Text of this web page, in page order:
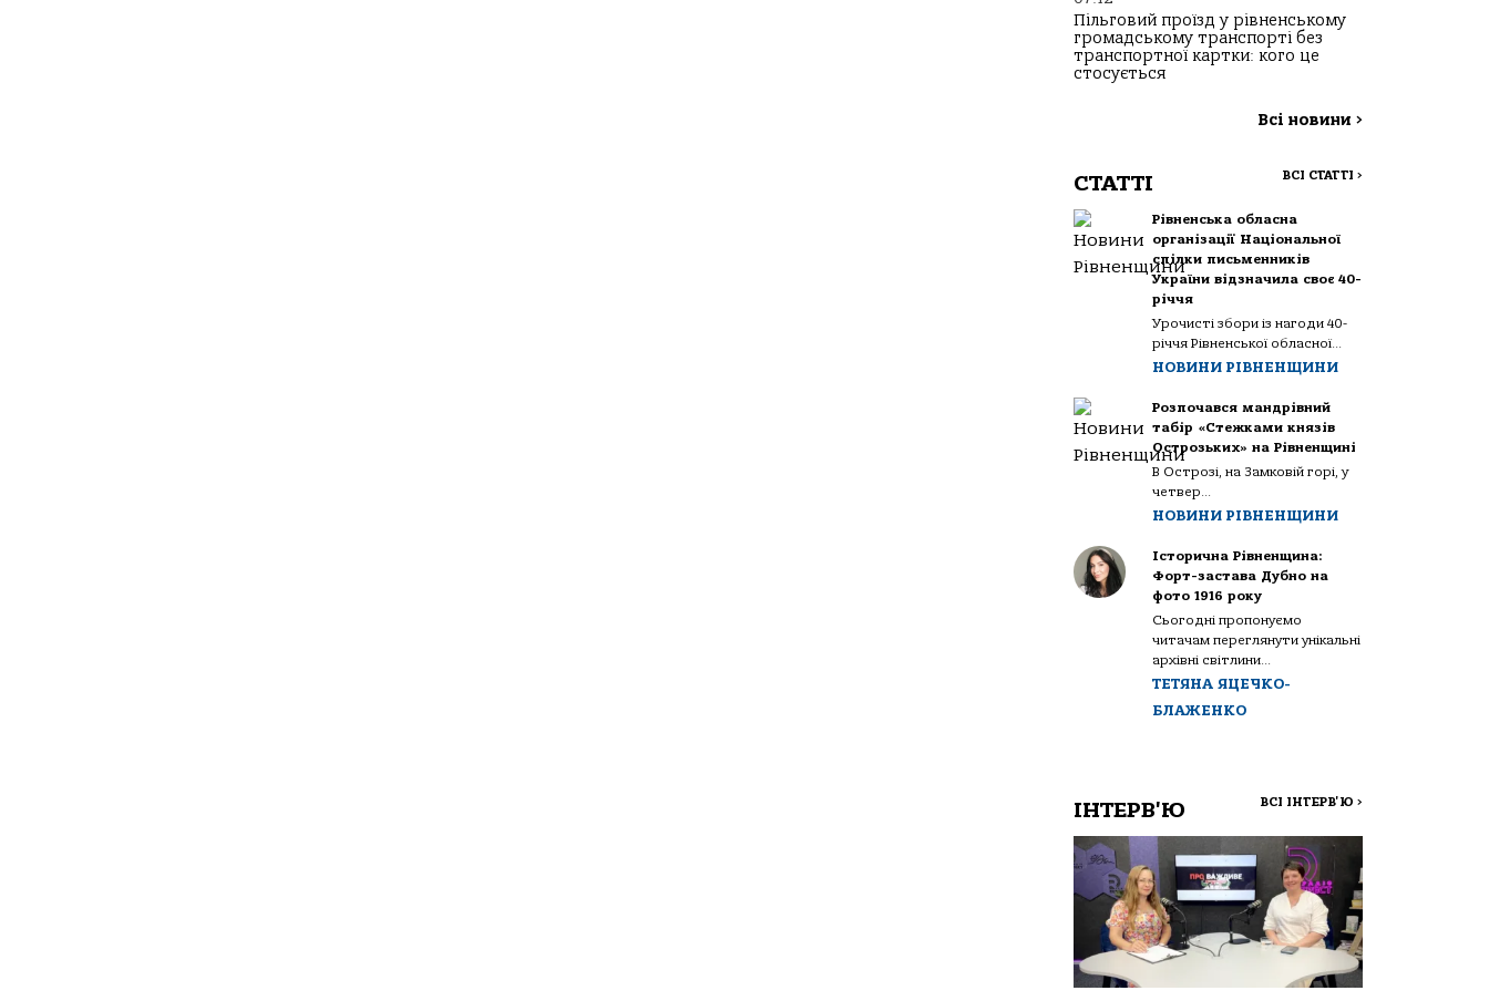
Пільговий проїзд у рівненському
громадському транспорті без
транспортної картки: кого це
стосується
Всі новини >
СТАТТІ ВСІ СТАТТІ >
Рівненська обласна
організації Національної
спілки письменників
України відзначила своє 40-
річчя
Урочисті збори із нагоди 40-
річчя Рівненської обласної...
НОВИНИ РІВНЕНЩИНИ
Розпочався мандрівний
табір «Стежками князів
Острозьких» на Рівненщині
В Острозі, на Замковій горі, у
четвер...
НОВИНИ РІВНЕНЩИНИ
Історична Рівненщина:
Форт-застава Дубно на
фото 1916 року
Сьогодні пропонуємо
читачам переглянути унікальні
архівні світлини...
ТЕТЯНА ЯЦЕЧКО-
БЛАЖЕНКО
ІНТЕРВ'Ю ВСІ ІНТЕРВ'Ю >